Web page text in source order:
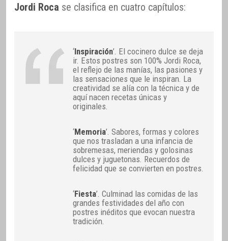
Jordi Roca se clasifica en cuatro capítulos:
‘Inspiración’. El cocinero dulce se deja
ir. Estos postres son 100% Jordi Roca,
el reflejo de las manías, las pasiones y
las sensaciones que le inspiran. La
creatividad se alía con la técnica y de
aquí nacen recetas únicas y
originales.
‘Memoria’. Sabores, formas y colores
que nos trasladan a una infancia de
sobremesas, meriendas y golosinas
dulces y juguetonas. Recuerdos de
felicidad que se convierten en postres.
‘Fiesta’. Culminad las comidas de las
grandes festividades del año con
postres inéditos que evocan nuestra
tradición.